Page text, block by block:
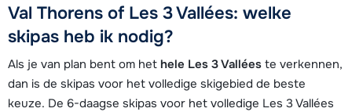
Val Thorens of Les 3 Vallées: welke
skipas heb ik nodig?
Als je van plan bent om het hele Les 3 Vallées te verkennen,
dan is de skipas voor het volledige skigebied de beste
keuze. De 6-daagse skipas voor het volledige Les 3 Vallées